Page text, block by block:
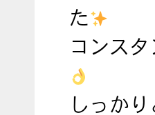
た
コンス
しっか